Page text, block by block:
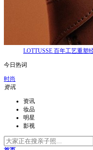
LOTTUSSE 百年工艺重塑
今日热词
时尚
资讯
资讯
妆品
明星
影视